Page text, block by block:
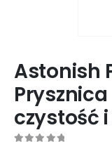
Astonish
czystość